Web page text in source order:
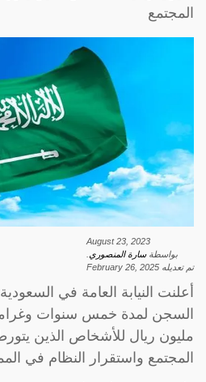
المجتمع
August 23, 2023
بواسطةسارة المنصوري
تم تعديله February 26, 2025
أعلنت النيابة العامة في
السجن لمدة خمس سنوات وغرامة
مليون ريال للأشخاص الذين
المجتمع واستقرار النظام في